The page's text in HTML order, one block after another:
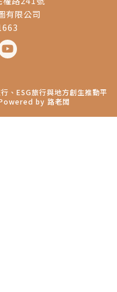
有限公司
、ESG旅行與地方創生推動平
by 路老闆